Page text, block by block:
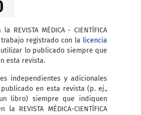
MÉDICA - CIENTÍFICA
registrado con la licencia
lo publicado siempre que
esta revista.
independientes y adicionales
en esta revista (p. ej.,
libro) siempre que indiquen
MÉDICA-CIENTÍFICA